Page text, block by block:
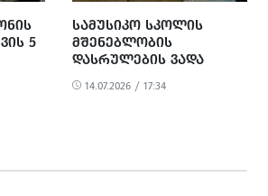
5
ᲡᲐᲛᲣᲡᲘᲙᲝ ᲡᲙᲝᲚᲘᲡ
ᲛᲨᲔᲜᲔᲑᲚᲝᲑᲘᲡ
ᲓᲐᲡᲠᲣᲚᲔᲑᲘᲡ ᲕᲐᲓᲐ
ᲛᲔᲝᲠᲔᲓ, ᲐᲛᲯᲔᲠᲐᲓ 30
ᲡᲔᲥᲢᲔᲛᲑᲠᲐᲛᲓᲔ
14.07.2026 / 17:34